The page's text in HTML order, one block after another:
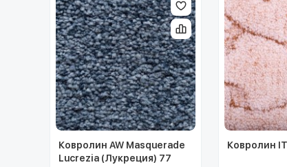
Ковролин AW Masquerade
Lucrezia (Лукреция) 77
Ковролин